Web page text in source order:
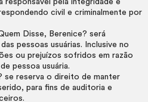
responsável pela integridade e
civil e criminalmente por
Disse, Berenice? será
pessoas usuárias. Inclusive no
ou prejuízos sofridos em razão
pessoa usuária.
se reserva o direito de manter
para fins de auditoria e